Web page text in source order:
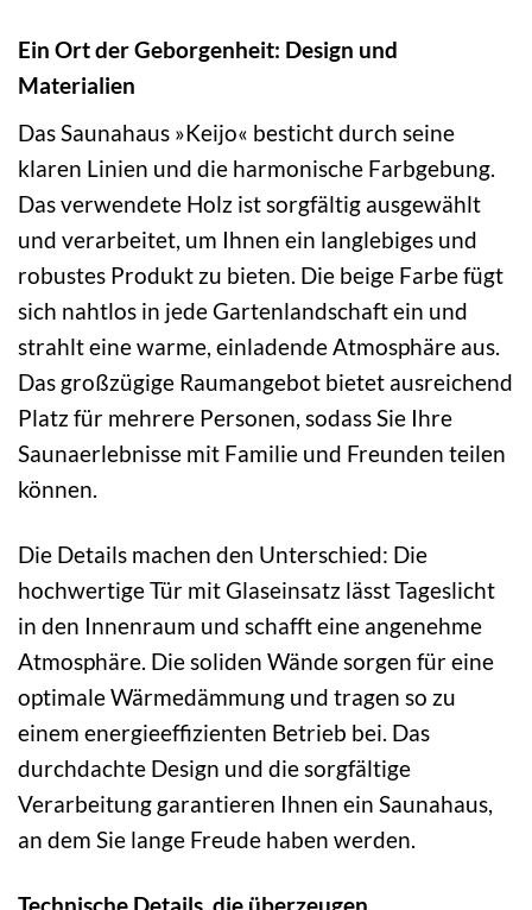
Ein Ort der Geborgenheit: Design und
Materialien
Das Saunahaus »Keijo« besticht durch seine
klaren Linien und die harmonische Farbgebung.
Das verwendete Holz ist sorgfältig ausgewählt
und verarbeitet, um Ihnen ein langlebiges und
robustes Produkt zu bieten. Die beige Farbe fügt
sich nahtlos in jede Gartenlandschaft ein und
strahlt eine warme, einladende Atmosphäre aus.
Das großzügige Raumangebot bietet ausreichend
Platz für mehrere Personen, sodass Sie Ihre
Saunaerlebnisse mit Familie und Freunden teilen
können.
Die Details machen den Unterschied: Die
hochwertige Tür mit Glaseinsatz lässt Tageslicht
in den Innenraum und schafft eine angenehme
Atmosphäre. Die soliden Wände sorgen für eine
optimale Wärmedämmung und tragen so zu
einem energieeffizienten Betrieb bei. Das
durchdachte Design und die sorgfältige
Verarbeitung garantieren Ihnen ein Saunahaus,
an dem Sie lange Freude haben werden.
Technische Details, die überzeugen